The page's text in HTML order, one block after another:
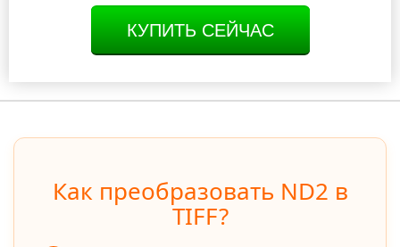
КУПИТЬ СЕЙЧАС
Как преобразовать ND2 в
TIFF?